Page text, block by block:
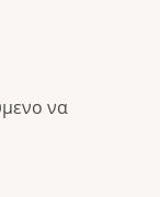
να